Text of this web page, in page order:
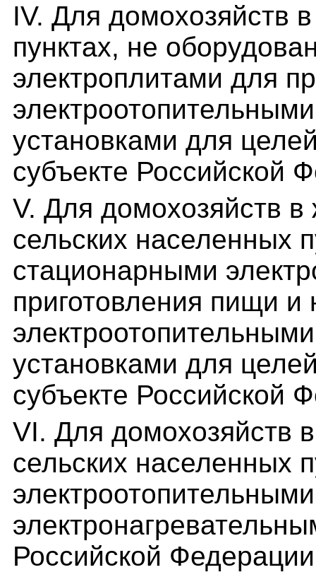
IV. Для домохозяйств
пунктах, не
электроплитами для
установками для
субъекте Российской
V. Для домохозяйств
сельских населенных
стационарными
приготовления пищи
установками для
субъекте Российской
VI. Для домохозяйств
сельских населенных
Российской Федерации